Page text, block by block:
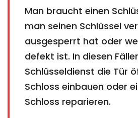
Man braucht einen
man seinen Schlüssel
ausgesperrt hat oder
defekt ist. In diesen
Schlüsseldienst die Tür
Schloss einbauen oder
Schloss reparieren.